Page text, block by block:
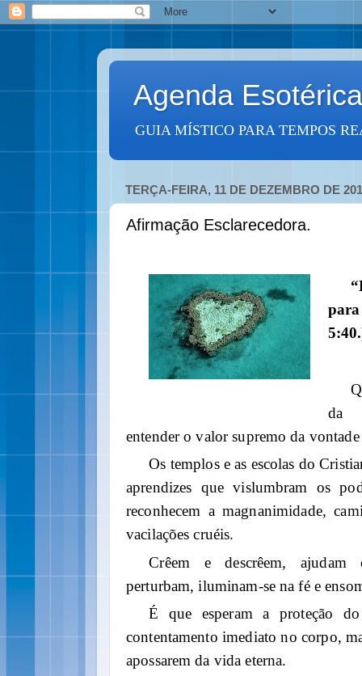
Agenda Esotérica
GUIA MÍSTICO PARA TEMPOS
TERÇA-FEIRA, 11 DE DEZEMBRO DE
Afirmação Esclarecedora.
para
da
entender o valor supremo da
Os templos e as escolas do
aprendizes que vislumbram os
reconhecem a magnanimidade,
vacilações cruéis.
Crêem e descrêem, ajudam
perturbam, iluminam-se na fé e
É que esperam a proteção
contentamento imediato no corpo,
apossarem da vida eterna.